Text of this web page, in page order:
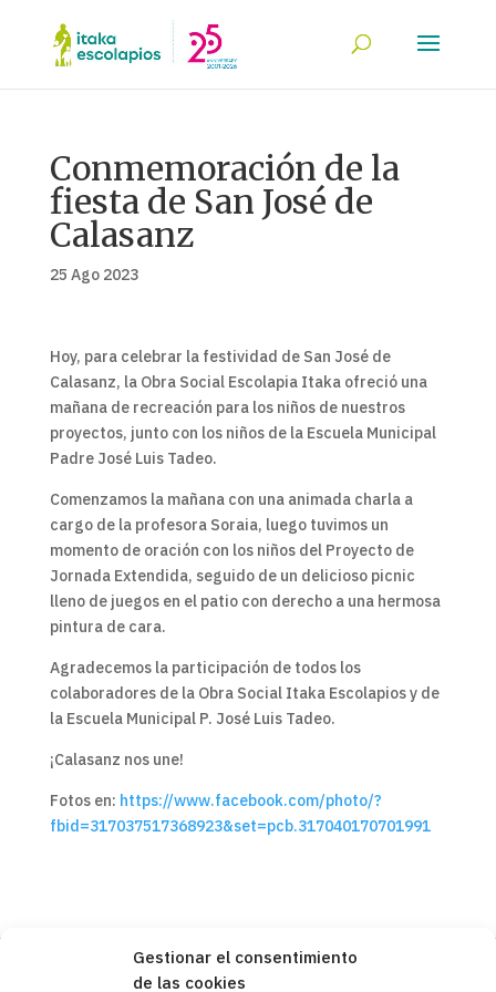
Gestionar el consentimiento
de las cookies
Conmemoración de la
fiesta de San José de
Calasanz
25 Ago 2023
Hoy, para celebrar la festividad de San José de
Calasanz, la Obra Social Escolapia Itaka ofreció una
mañana de recreación para los niños de nuestros
proyectos, junto con los niños de la Escuela Municipal
Padre José Luis Tadeo.
Comenzamos la mañana con una animada charla a
cargo de la profesora Soraia, luego tuvimos un
momento de oración con los niños del Proyecto de
Jornada Extendida, seguido de un delicioso picnic
lleno de juegos en el patio con derecho a una hermosa
pintura de cara.
Agradecemos la participación de todos los
colaboradores de la Obra Social Itaka Escolapios y de
la Escuela Municipal P. José Luis Tadeo.
¡Calasanz nos une!
Fotos en: https://www.facebook.com/photo/?
fbid=317037517368923&set=pcb.317040170701991
Copyleft 2025Itaka-Escolapios